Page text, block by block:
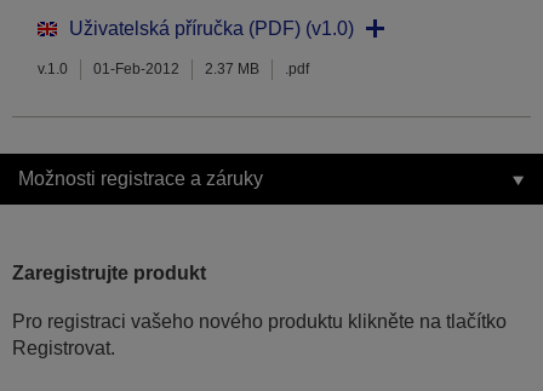
Uživatelská příručka (PDF) (v1.0)
v.1.0 01-Feb-2012 2.37 MB .pdf
Možnosti registrace a záruky
Zaregistrujte produkt
Pro registraci vašeho nového produktu klikněte na tlačítko
Registrovat.